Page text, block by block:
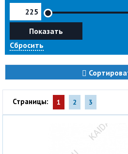
Показать
Сбросить
Страницы: 1 2 3